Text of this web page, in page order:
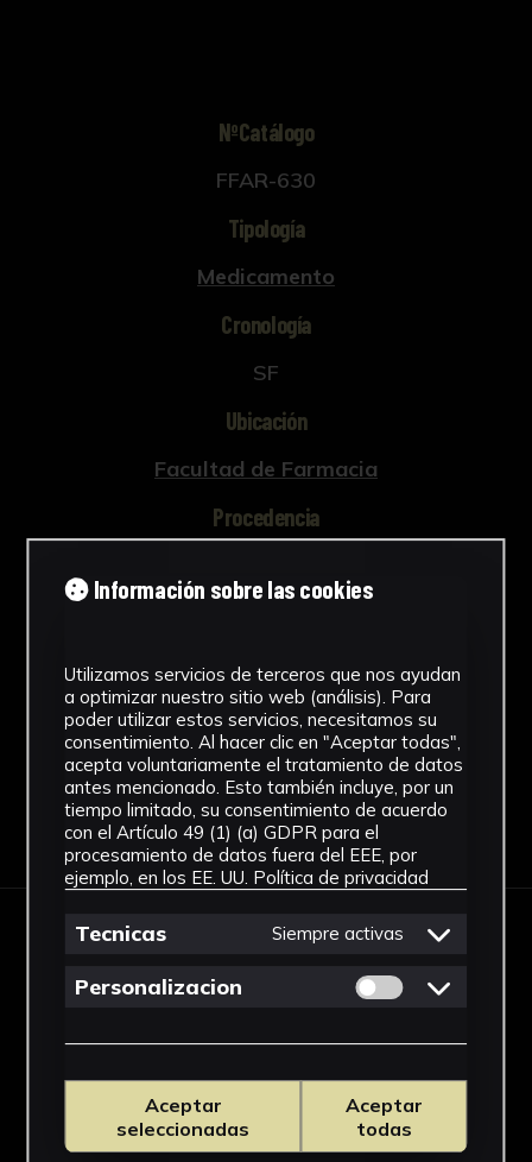
NºCatálogo
FFAR-630
Tipología
Medicamento
Cronología
SF
Ubicación
Facultad de Farmacia
Procedencia
Fondo Farmacia
Ver más
Descargar Ficha
IMÁGENES
Información sobre las cookies
Utilizamos servicios de terceros que nos ayudan
a optimizar nuestro sitio web (análisis). Para
poder utilizar estos servicios, necesitamos su
consentimiento. Al hacer clic en "Aceptar todas",
acepta voluntariamente el tratamiento de datos
antes mencionado. Esto también incluye, por un
tiempo limitado, su consentimiento de acuerdo
con el Artículo 49 (1) (a) GDPR para el
procesamiento de datos fuera del EEE, por
ejemplo, en los EE. UU. Política de privacidad
Tecnicas Siempre activas
Personalizacion Permitir cookies
Aceptar
seleccionadas
Aceptar
todas